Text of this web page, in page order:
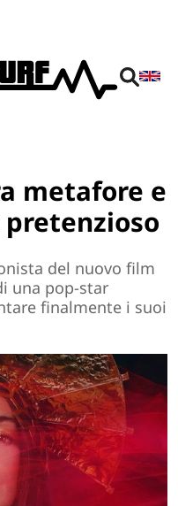
metafore e
del nuovo film
una pop-star
finalmente i suoi